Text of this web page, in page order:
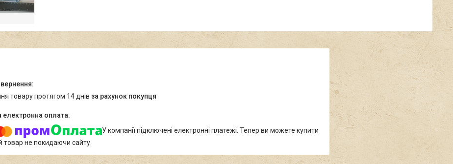
товару протягом 14 днів за рахунок покупця
У компанії підключені електронні платежі. Тепер ви можете купити
товар не покидаючи сайту.